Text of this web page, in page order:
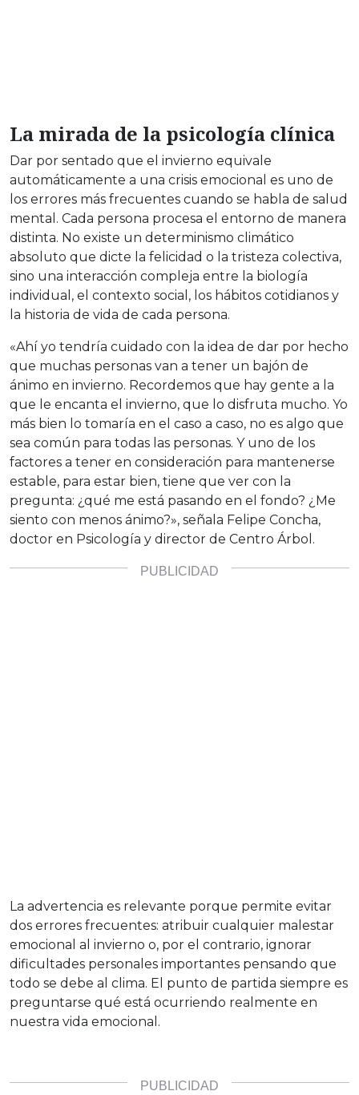
La mirada de la psicología clínica
Dar por sentado que el invierno equivale
automáticamente a una crisis emocional es uno de
los errores más frecuentes cuando se habla de salud
mental. Cada persona procesa el entorno de manera
distinta. No existe un determinismo climático
absoluto que dicte la felicidad o la tristeza colectiva,
sino una interacción compleja entre la biología
individual, el contexto social, los hábitos cotidianos y
la historia de vida de cada persona.
«Ahí yo tendría cuidado con la idea de dar por hecho
que muchas personas van a tener un bajón de
ánimo en invierno. Recordemos que hay gente a la
que le encanta el invierno, que lo disfruta mucho. Yo
más bien lo tomaría en el caso a caso, no es algo que
sea común para todas las personas. Y uno de los
factores a tener en consideración para mantenerse
estable, para estar bien, tiene que ver con la
pregunta: ¿qué me está pasando en el fondo? ¿Me
siento con menos ánimo?», señala Felipe Concha,
doctor en Psicología y director de Centro Árbol.
La advertencia es relevante porque permite evitar
dos errores frecuentes: atribuir cualquier malestar
emocional al invierno o, por el contrario, ignorar
dificultades personales importantes pensando que
todo se debe al clima. El punto de partida siempre es
preguntarse qué está ocurriendo realmente en
nuestra vida emocional.